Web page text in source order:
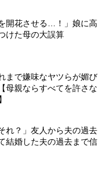
開花させる…！」娘に高
けた母の大誤算
まで嫌味なヤツらが媚び
母親ならすべてを許さな
れ？」友人から夫の過去
結婚した夫の過去まで信